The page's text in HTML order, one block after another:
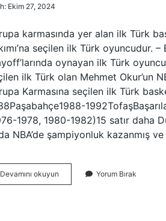
Ekim 27, 2024
karmasında yer alan ilk Türk
seçilen ilk Türk oyuncudur.
oynayan ilk Türk
ilk Türk olan Mehmet Okur’un
Karmasına seçilen ilk Türk
1978, 1980-1982)15 satır daha
NBA’de şampiyonluk kazanmış
Devamını okuyun Avrupaya
Transfer
Yorum Bırak